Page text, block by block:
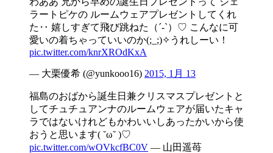
ラートピケの ルームウェアプレゼントしてくれ
た‥ 嬉しすぎて飛び跳ねた（´-`）♡ こんなに可
愛いの着ちゃっていいのか(;_;)✧うれしーい！
pic.twitter.com/knrXROdKxA
— 大栗優希 (@yunkooo16) 2015, 1月 13
福島のおばから誕生日兼クリスマスプレゼントと
してチュチュアンナのルームウェアが届いたキャ
ラではないけれどもかわいいしあったかいから使
おうと思います( ˘ω˘ )♡
pic.twitter.com/wOVkcfBC0V — 山田遥苺